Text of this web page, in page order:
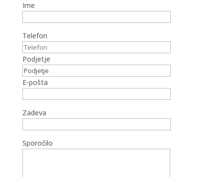
Ime
Telefon
Podjetje
E-pošta
Zadeva
Sporočilo